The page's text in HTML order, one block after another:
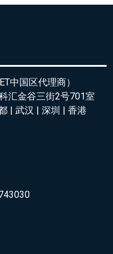
中国区代理商）
汇金谷三街2号701室
| 武汉 | 深圳 | 香港